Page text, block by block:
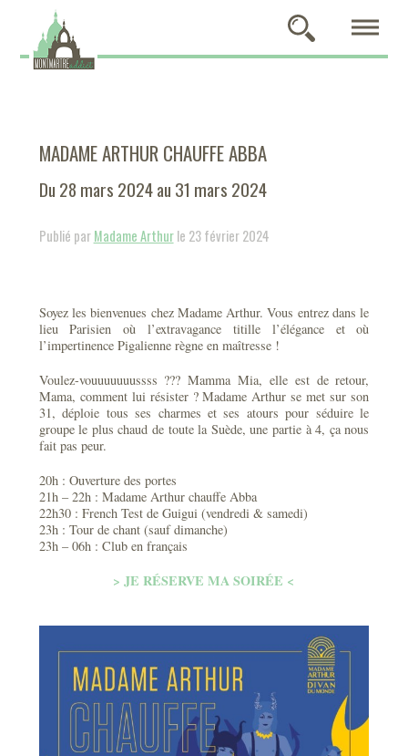
MADAME ARTHUR CHAUFFE ABBA
Du 28 mars 2024 au 31 mars 2024
Publié parMadame Arthurle 23 février 2024
Soyez les bienvenues chez Madame Arthur. Vous entrez dans le
lieu Parisien où l’extravagance titille l’élégance et où
l’impertinence Pigalienne règne en maîtresse !
Voulez-vouuuuuuussss ??? Mamma Mia, elle est de retour,
Mama, comment lui résister ? Madame Arthur se met sur son
31, déploie tous ses charmes et ses atours pour séduire le
groupe le plus chaud de toute la Suède, une partie à 4, ça nous
fait pas peur.
20h : Ouverture des portes
21h – 22h : Madame Arthur chauffe Abba
22h30 : French Test de Guigui (vendredi & samedi)
23h : Tour de chant (sauf dimanche)
23h – 06h : Club en français
> JE RÉSERVE MA SOIRÉE <